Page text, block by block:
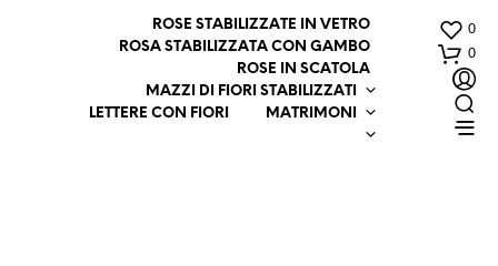
ROSE STABILIZZATE IN VETRO
ROSA STABILIZZATA CON GAMBO
ROSE IN SCATOLA
MAZZI DI FIORI STABILIZZATI
LETTERE CON FIORI
MATRIMONI
0
0